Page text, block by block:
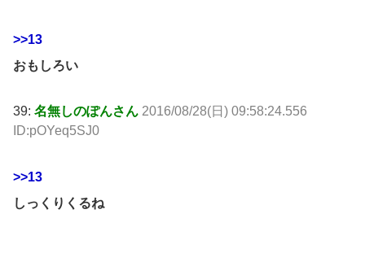
>>13
おもしろい
39: 名無しのぽんさん 2016/08/28(日) 09:58:24.556
ID:pOYeq5SJ0
>>13
しっくりくるね